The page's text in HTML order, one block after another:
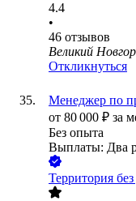
4.4
•
46 отзывов
Великий
Откликнуться
Менеджер по
от 80 000 ₽ за
Без опыта
Выплаты: Два
Территория